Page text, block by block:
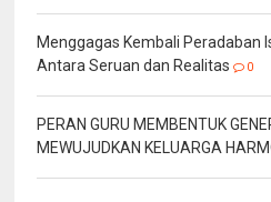
Menggagas Kembali Peradaban
Antara Seruan dan Realitas
0
PERAN GURU MEMBENTUK
MEWUJUDKAN KELUARGA